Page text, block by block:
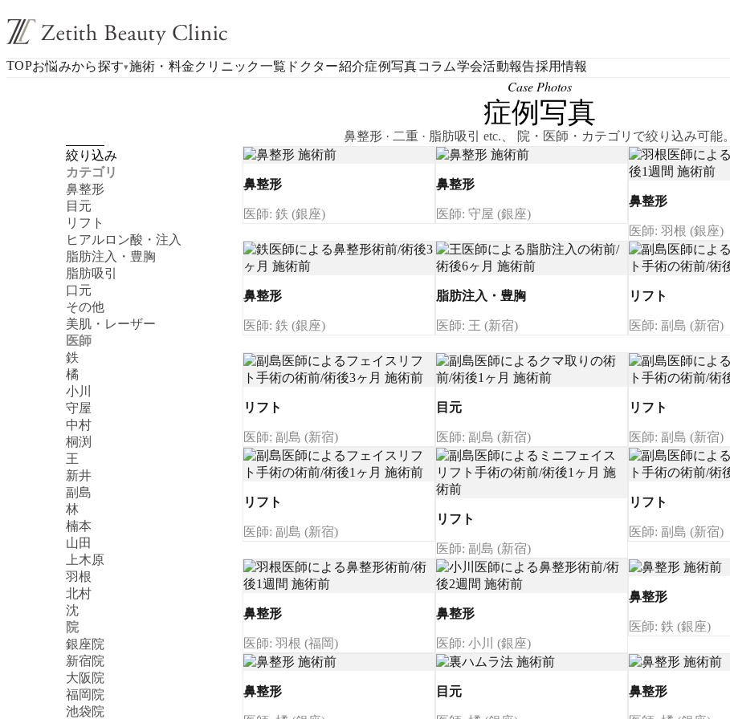
TOPお悩みから探す▾施術・料金クリニック一覧 ドクター紹介症例写真コラム学会活動報告採用情報
Case Photos
症例写真
鼻整形 · 二重 · 脂肪吸引 etc.、 院・医師・カテゴリで絞り込み可能。
絞り込み
カテゴリ
鼻整形
目元
リフト
ヒアルロン酸・注入
脂肪注入・豊胸
脂肪吸引
口元
その他
美肌・レーザー
医師
鉄
橘
小川
守屋
中村
桐渕
王
新井
副島
林
楠本
山田
上木原
羽根
北村
沈
院
銀座院
新宿院
大阪院
福岡院
池袋院
鼻整形
医師: 鉄 (銀座)
鼻整形
医師: 守屋 (銀座)
鼻整形
医師: 羽根 (銀座)
鼻整形
医師: 鉄 (銀座)
脂肪注入・豊胸
医師: 王 (新宿)
リフト
医師: 副島 (新宿)
リフト
医師: 副島 (新宿)
目元
医師: 副島 (新宿)
リフト
医師: 副島 (新宿)
リフト
医師: 副島 (新宿)
リフト
医師: 副島 (新宿)
リフト
医師: 副島 (新宿)
鼻整形
医師: 羽根 (福岡)
鼻整形
医師: 小川 (銀座)
鼻整形
医師: 鉄 (銀座)
鼻整形 目元 鼻整形